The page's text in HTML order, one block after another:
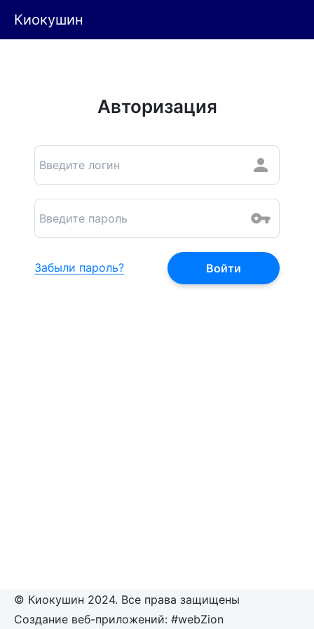
Киокушин
Авторизация
Забыли пароль?
© Киокушин 2024. Все права защищены
Создание веб-приложений: #webZion